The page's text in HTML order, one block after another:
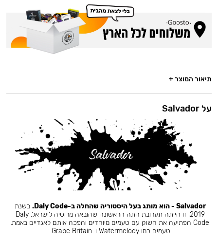
תיאור המוצר +
על Salvador
Salvador - הוא מותג בעל היסטוריה שהחלה ב-Daly Code.
בשנת
2019, זו הייתה תערובת התה הראשונה שהובאה מרוסיה לישראל. Daly
Code הפתיעה את השוק עם טעמים מיוחדים והפכה אותם לאגדיים באמת.
טעמים כמו Watermelody ו-Grape Britain.